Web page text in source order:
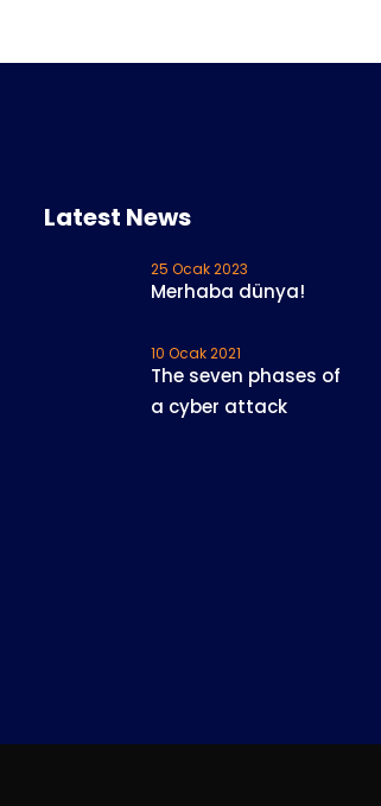
Latest News
25 Ocak 2023
Merhaba dünya!
10 Ocak 2021
The seven phases of
a cyber attack